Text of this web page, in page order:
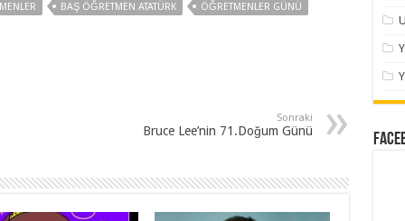
BAŞ ÖĞRETMEN ATATÜRK ÖĞRETMENLER GÜNÜ
Sonraki
Bruce Lee’nin 71.Doğum Günü